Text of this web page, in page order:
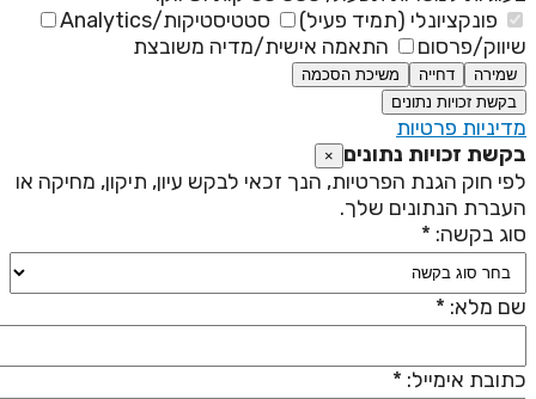
פונקציונלי (תמיד פעיל)
סטטיסטיקות/Analytics
פרסום
התאמה אישית/מדיה משובצת
שמירה דחייה
משיכת הסכמה
בקשת זכויות נתונים
פרטיות
זכויות נתונים ×
חוק הגנת הפרטיות, הנך זכאי לבקש עיון, תיקון, מחיקה או
הנתונים שלך.
בקשה: *
מלא: *
אימייל: *